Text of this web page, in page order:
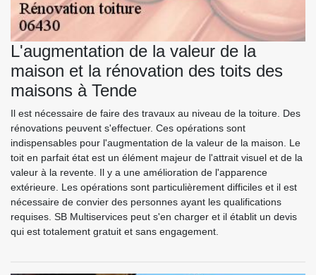
L'augmentation de la valeur de la
maison et la rénovation des toits des
maisons à Tende
Il est nécessaire de faire des travaux au niveau de la toiture. Des
rénovations peuvent s'effectuer. Ces opérations sont
indispensables pour l'augmentation de la valeur de la maison. Le
toit en parfait état est un élément majeur de l'attrait visuel et de la
valeur à la revente. Il y a une amélioration de l'apparence
extérieure. Les opérations sont particulièrement difficiles et il est
nécessaire de convier des personnes ayant les qualifications
requises. SB Multiservices peut s'en charger et il établit un devis
qui est totalement gratuit et sans engagement.